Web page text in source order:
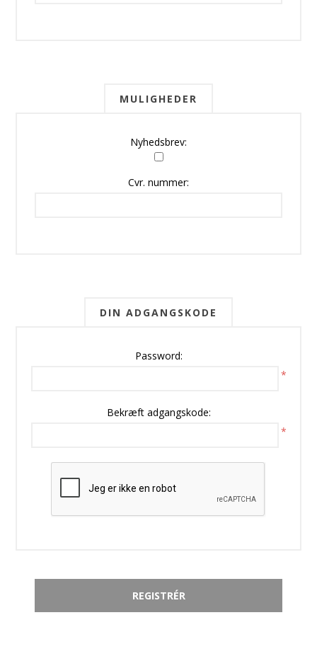
MULIGHEDER
Nyhedsbrev:
Cvr. nummer:
DIN ADGANGSKODE
Password:
*
Bekræft adgangskode:
*